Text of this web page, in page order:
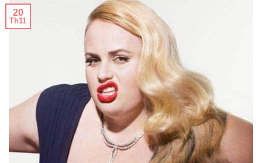
20
Th11